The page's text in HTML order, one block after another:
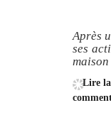
Après
ses
maison
Lire